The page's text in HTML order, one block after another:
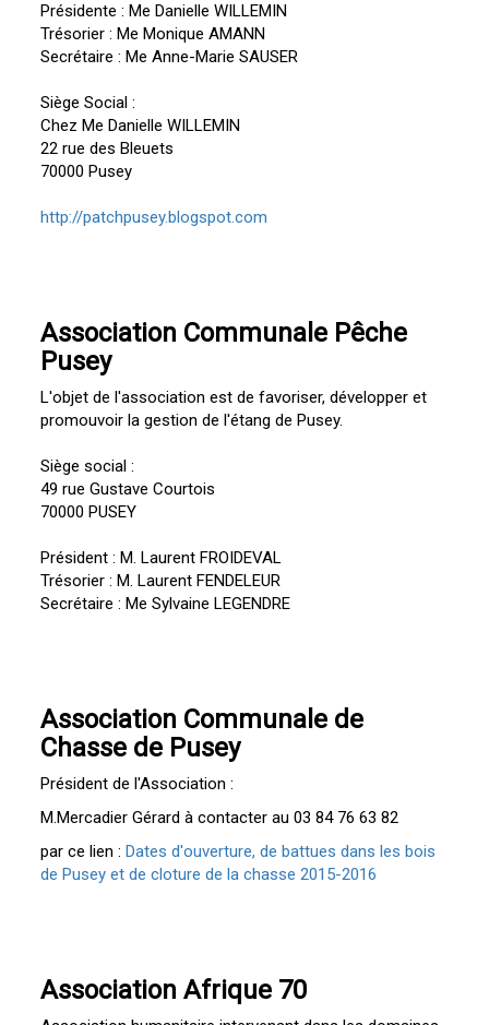
Présidente : Me Danielle WILLEMIN
Trésorier : Me Monique AMANN
Secrétaire : Me Anne-Marie SAUSER
Siège Social :
Chez Me Danielle WILLEMIN
22 rue des Bleuets
70000 Pusey
http://patchpusey.blogspot.com
Association Communale Pêche
Pusey
L'objet de l'association est de favoriser, développer et
promouvoir la gestion de l'étang de Pusey.
Siège social :
49 rue Gustave Courtois
70000 PUSEY
Président : M. Laurent FROIDEVAL
Trésorier : M. Laurent FENDELEUR
Secrétaire : Me Sylvaine LEGENDRE
Association Communale de
Chasse de Pusey
Président de l'Association :
M.Mercadier Gérard à contacter au 03 84 76 63 82
par ce lien : Dates d'ouverture, de battues dans les bois
de Pusey et de cloture de la chasse 2015-2016
Association Afrique 70